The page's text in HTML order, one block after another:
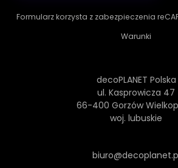
Formularz korzysta z zabezpieczenia
Warunki
decoPLANET Polska
ul. Kasprowicza 47
66-400 Gorzów
woj. lubuskie